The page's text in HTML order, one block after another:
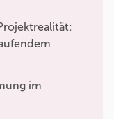
im